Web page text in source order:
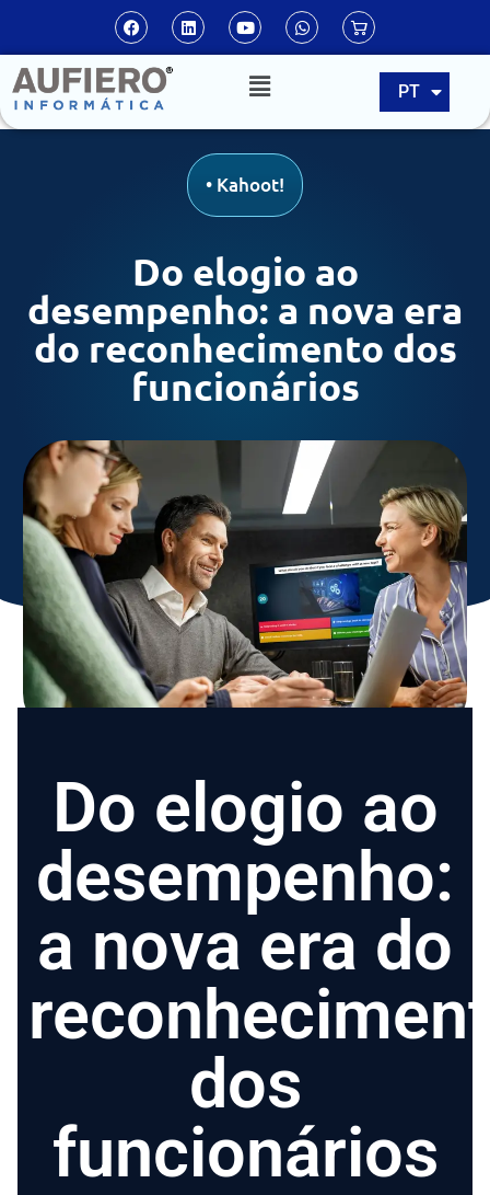
PT
EN
ES
• Kahoot!
Do elogio ao
desempenho: a nova era
do reconhecimento dos
funcionários
Do elogio ao
desempenho:
a nova era do
dos
funcionários